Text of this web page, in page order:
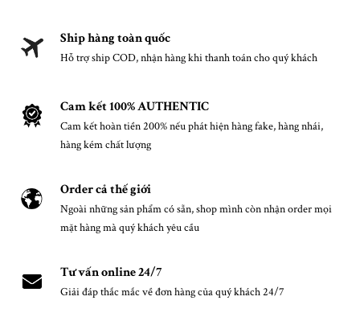
Ship hàng toàn quốc
Hỗ trợ ship COD, nhận hàng khi thanh toán cho quý khách
Cam kết 100% AUTHENTIC
Cam kết hoàn tiền 200% nếu phát hiện hàng fake, hàng nhái,
hàng kém chất lượng
Order cả thế giới
Ngoài những sản phẩm có sẵn, shop mình còn nhận order mọi
mặt hàng mà quý khách yêu cầu
Tư vấn online 24/7
Giải đáp thắc mắc về đơn hàng của quý khách 24/7